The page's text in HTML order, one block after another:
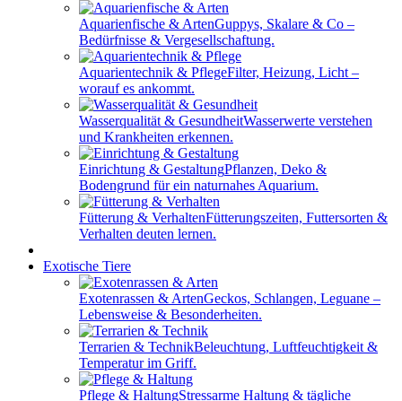
Aquarienfische & ArtenGuppys, Skalare & Co –
Bedürfnisse & Vergesellschaftung.
Aquarientechnik & PflegeFilter, Heizung, Licht –
worauf es ankommt.
Wasserqualität & GesundheitWasserwerte verstehen
und Krankheiten erkennen.
Einrichtung & GestaltungPflanzen, Deko &
Bodengrund für ein naturnahes Aquarium.
Fütterung & VerhaltenFütterungszeiten, Futtersorten &
Verhalten deuten lernen.
Exotische Tiere
Exotenrassen & ArtenGeckos, Schlangen, Leguane –
Lebensweise & Besonderheiten.
Terrarien & TechnikBeleuchtung, Luftfeuchtigkeit &
Temperatur im Griff.
Pflege & HaltungStressarme Haltung & tägliche